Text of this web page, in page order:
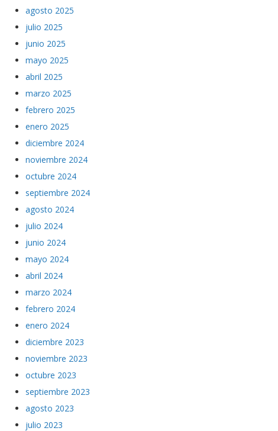
agosto 2025
julio 2025
junio 2025
mayo 2025
abril 2025
marzo 2025
febrero 2025
enero 2025
diciembre 2024
noviembre 2024
octubre 2024
septiembre 2024
agosto 2024
julio 2024
junio 2024
mayo 2024
abril 2024
marzo 2024
febrero 2024
enero 2024
diciembre 2023
noviembre 2023
octubre 2023
septiembre 2023
agosto 2023
julio 2023